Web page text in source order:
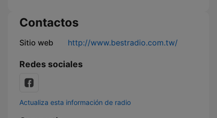
Contactos
Sitio web http://www.bestradio.com.tw/
Redes sociales
Actualiza esta información de radio